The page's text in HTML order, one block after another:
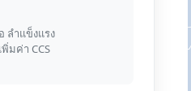
ลำแข็งแรง
พิ่มค่า CCS